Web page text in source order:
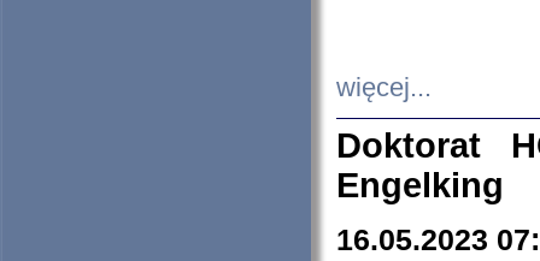
więcej...
Doktorat
Engelking
16.05.2023